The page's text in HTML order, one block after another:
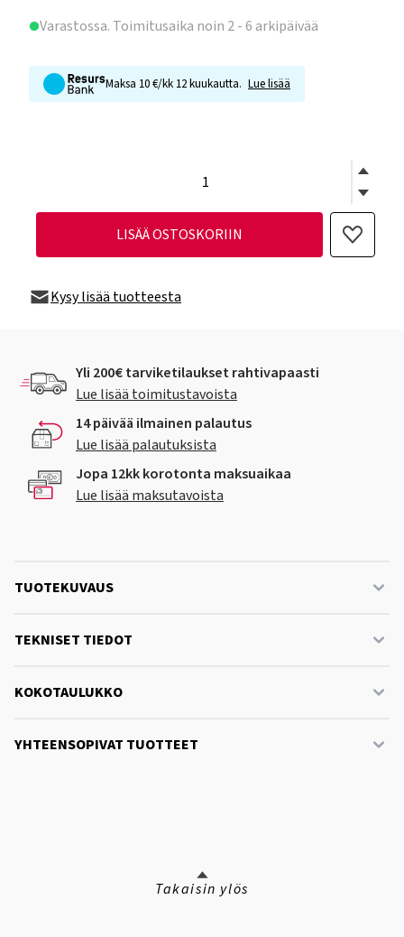
Varastossa. Toimitusaika noin 2 - 6 arkipäivää
Maksa 10 €/kk 12 kuukautta. Lue lisää
LISÄÄ OSTOSKORIIN
Kysy lisää tuotteesta
Yli 200€ tarviketilaukset rahtivapaasti
Lue lisää toimitustavoista
14 päivää ilmainen palautus
Lue lisää palautuksista
Jopa 12kk korotonta maksuaikaa
Lue lisää maksutavoista
TUOTEKUVAUS
TEKNISET TIEDOT
KOKOTAULUKKO
YHTEENSOPIVAT TUOTTEET
Takaisin ylös